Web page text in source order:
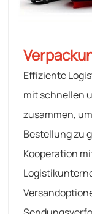
Effiziente
mit schnellen
zusammen,
Bestellung zu
Kooperation